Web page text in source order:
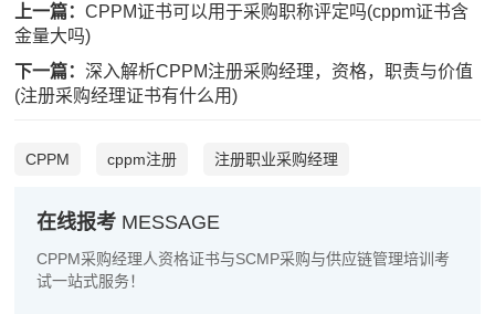
上一篇：CPPM证书可以用于采购职称评定吗(cppm证书含
金量大吗)
下一篇：深入解析CPPM注册采购经理，资格，职责与价值
(注册采购经理证书有什么用)
CPPM cppm注册 注册职业采购经理
在线报考 MESSAGE
CPPM采购经理人资格证书与SCMP采购与供应链管理培训考
试一站式服务！
181****4345 2026-08-06
张** 139****2831 2026-08-05
李* 181****3629 2026-08-05
越* 139****3572 2026-08-05